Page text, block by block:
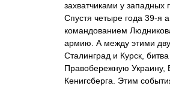
захватчиками у западных
Спустя четыре года 39-я
командованием
армию. А между этими
Сталинград и Курск,
Правобережную Украину,
Кенигсберга. Этим